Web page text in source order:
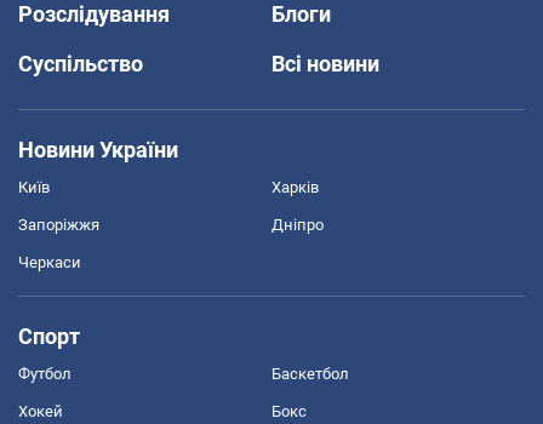
Розслідування
Блоги
Суспільство
Всі новини
Новини України
Київ Харків
Запоріжжя Дніпро
Черкаси
Спорт
Футбол Баскетбол
Хокей Бокс